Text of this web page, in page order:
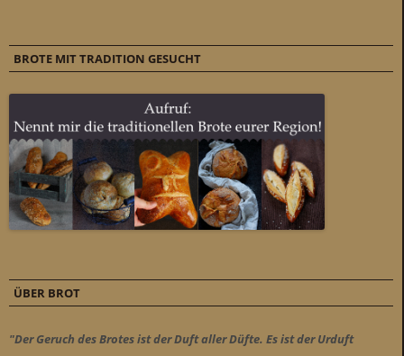
BROTE MIT TRADITION GESUCHT
ÜBER BROT
"Der Geruch des Brotes ist der Duft aller Düfte. Es ist der Urduft